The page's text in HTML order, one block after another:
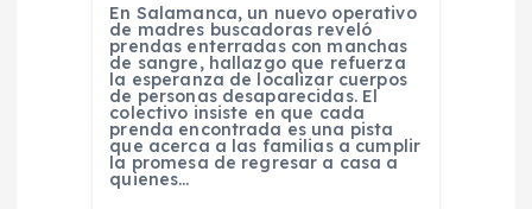
En Salamanca, un nuevo operativo
de madres buscadoras reveló
prendas enterradas con manchas
de sangre, hallazgo que refuerza
la esperanza de localizar cuerpos
de personas desaparecidas. El
colectivo insiste en que cada
prenda encontrada es una pista
que acerca a las familias a cumplir
la promesa de regresar a casa a
quienes…